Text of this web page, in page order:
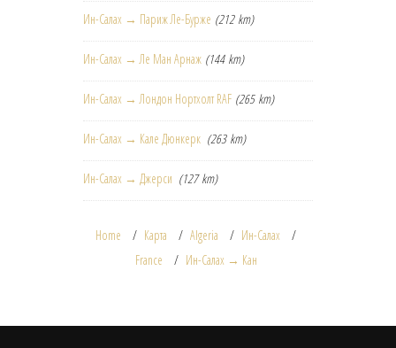
Ин-Салах → Париж Ле-Бурже (212 km)
Ин-Салах → Ле Ман Арнаж (144 km)
Ин-Салах → Лондон Нортхолт RAF (265 km)
Ин-Салах → Кале Дюнкерк (263 km)
Ин-Салах → Джерси (127 km)
Home Карта Algeria
Ин-Салах
France
Ин-Салах → Кан